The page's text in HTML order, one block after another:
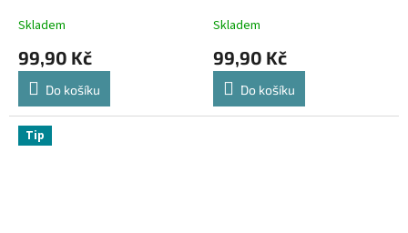
Skladem
99,90 Kč
Do košíku
Skladem
99,90 Kč
Do košíku
Tip